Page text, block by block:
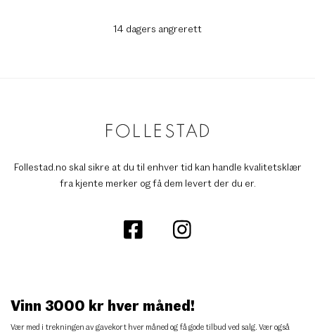
14 dagers angrerett
Follestad.no skal sikre at du til enhver tid kan handle kvalitetsklær
fra kjente merker og få dem levert der du er.
Vinn 3000 kr hver måned!
Vær med i trekningen av gavekort hver måned og få gode tilbud ved salg. Vær også